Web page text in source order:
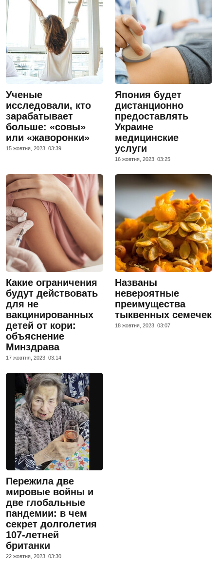
Ученые
исследовали, кто
зарабатывает
больше: «совы»
или «жаворонки»
15 жовтня, 2023, 03:39
Япония будет
дистанционно
предоставлять
Украине
медицинские
услуги
16 жовтня, 2023, 03:25
Какие ограничения
будут действовать
для не
вакцинированных
детей от кори:
объяснение
Минздрава
17 жовтня, 2023, 03:14
Названы
невероятные
преимущества
тыквенных семечек
18 жовтня, 2023, 03:07
Пережила две
мировые войны и
две глобальные
пандемии: в чем
секрет долголетия
107-летней
британки
22 жовтня, 2023, 03:30